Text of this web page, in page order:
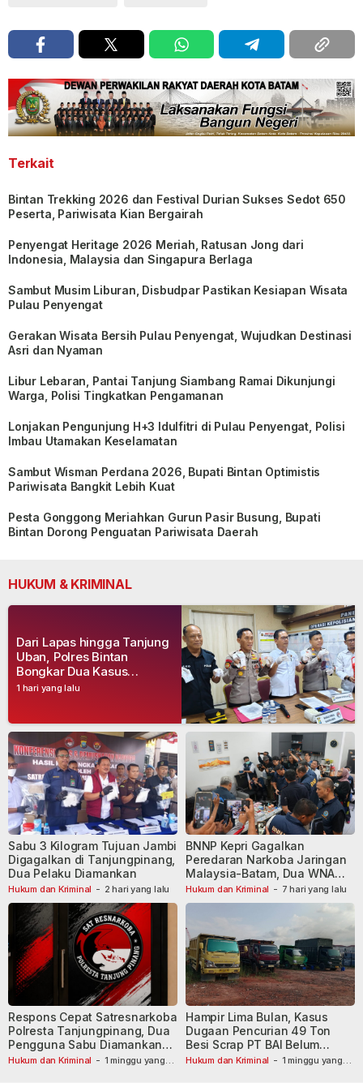
Terkait
Bintan Trekking 2026 dan Festival Durian Sukses Sedot 650
Peserta, Pariwisata Kian Bergairah
Penyengat Heritage 2026 Meriah, Ratusan Jong dari
Indonesia, Malaysia dan Singapura Berlaga
Sambut Musim Liburan, Disbudpar Pastikan Kesiapan Wisata
Pulau Penyengat
Gerakan Wisata Bersih Pulau Penyengat, Wujudkan Destinasi
Asri dan Nyaman
Libur Lebaran, Pantai Tanjung Siambang Ramai Dikunjungi
Warga, Polisi Tingkatkan Pengamanan
Lonjakan Pengunjung H+3 Idulfitri di Pulau Penyengat, Polisi
Imbau Utamakan Keselamatan
Sambut Wisman Perdana 2026, Bupati Bintan Optimistis
Pariwisata Bangkit Lebih Kuat
Pesta Gonggong Meriahkan Gurun Pasir Busung, Bupati
Bintan Dorong Penguatan Pariwisata Daerah
HUKUM & KRIMINAL
1 hari yang lalu
Dari Lapas hingga Tanjung
Uban, Polres Bintan
Bongkar Dua Kasus
Narkoba, Empat Tersangka
Hukum dan Kriminal - 2 hari yang lalu
Sabu 3 Kilogram Tujuan Jambi
Digagalkan di Tanjungpinang,
Dua Pelaku Diamankan
Hukum dan Kriminal - 7 hari yang lalu
BNNP Kepri Gagalkan
Peredaran Narkoba Jaringan
Malaysia-Batam, Dua WNA
Masih Diburu
Hukum dan Kriminal - 1 minggu yang
Respons Cepat Satresnarkoba
Polresta Tanjungpinang, Dua
Pengguna Sabu Diamankan
Usai Dilaporkan ke Call Center
Hukum dan Kriminal - 1 minggu yang
Hampir Lima Bulan, Kasus
Dugaan Pencurian 49 Ton
Besi Scrap PT BAI Belum
Tetapkan Tersangka